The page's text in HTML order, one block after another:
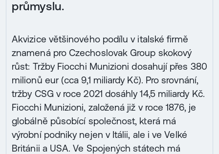
průmyslu.
Akvizice většinového podílu v italské firmě
znamená pro Czechoslovak Group skokový
růst: Tržby Fiocchi Munizioni dosahují přes 380
milionů eur (cca 9,1 miliardy Kč). Pro srovnání,
tržby CSG v roce 2021 dosáhly 14,5 miliardy Kč.
Fiocchi Munizioni, založená již v roce 1876, je
globálně působící společnost, která má
výrobní podniky nejen v Itálii, ale i ve Velké
Británii a USA. Ve Spojených státech má